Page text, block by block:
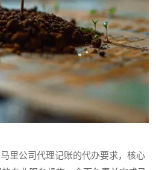
公司代理记账的代办要求，核心